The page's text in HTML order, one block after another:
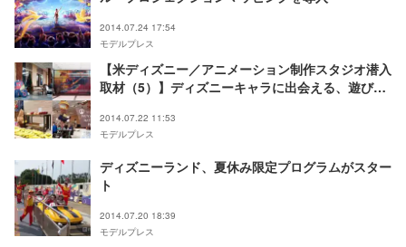
2014.07.24 17:54
モデルプレス
【米ディズニー／アニメーション制作スタジオ潜入
取材（5）】ディズニーキャラに出会える、遊び心
2014.07.22 11:53
モデルプレス
ディズニーランド、夏休み限定プログラムがスター
ト
2014.07.20 18:39
モデルプレス